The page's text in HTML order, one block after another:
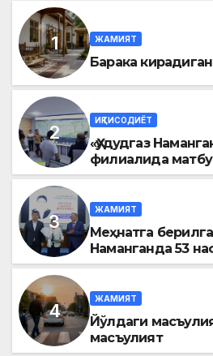
ЖАМИЯТ
Барака
ИҚТИСОДИЁТ
«Ҳудудгаз
филиалида
ўтказилди
ЖАМИЯТ
Меҳнатга
Наманганда 53
«Меҳнат
ЖАМИЯТ
Йўлдаги
масъулият